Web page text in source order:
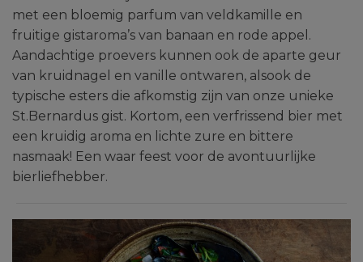
met een bloemig parfum van veldkamille en
fruitige gistaroma’s van banaan en rode appel.
Aandachtige proevers kunnen ook de aparte geur
van kruidnagel en vanille ontwaren, alsook de
typische esters die afkomstig zijn van onze unieke
St.Bernardus gist. Kortom, een verfrissend bier met
een kruidig aroma en lichte zure en bittere
nasmaak! Een waar feest voor de avontuurlijke
bierliefhebber.